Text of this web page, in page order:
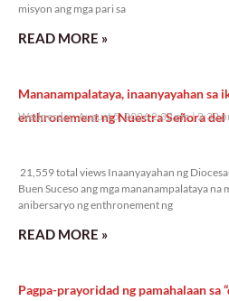
misyon ang mga pari sa
READ MORE »
Mananampalataya, inaanyayahan sa
enthronement ng Nuestra Señora del
Wednesday, August 5, 2026 2:32 pm 2:32
21,559 total views Inaanyayahan ng
Buen Suceso ang mga mananampalataya na
anibersaryo ng enthronement ng
READ MORE »
Pagpa-prayoridad ng pamahalaan sa